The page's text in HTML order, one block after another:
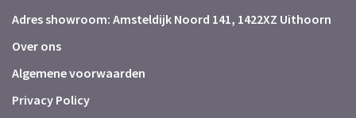
Adres showroom: Amsteldijk Noord 141, 1422XZ Uithoorn
Over ons
Algemene voorwaarden
Privacy Policy